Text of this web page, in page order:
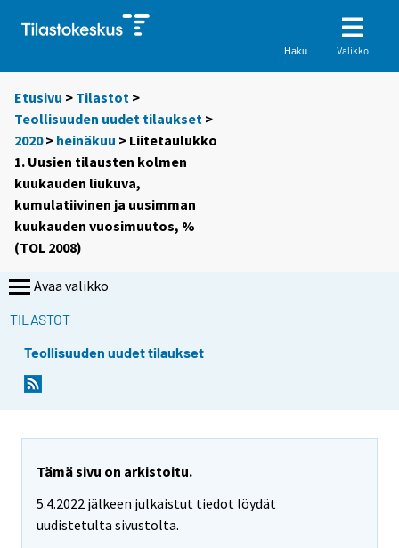
Haku Valikko
Etusivu > Tilastot >
Teollisuuden uudet tilaukset >
2020> heinäkuu > Liitetaulukko
1. Uusien tilausten kolmen
kuukauden liukuva,
kumulatiivinen ja uusimman
kuukauden vuosimuutos, %
(TOL 2008)
Avaa valikko
TILASTOT
Teollisuuden uudet tilaukset
Tämä sivu on arkistoitu.
5.4.2022 jälkeen julkaistut tiedot löydät
uudistetulta sivustolta.